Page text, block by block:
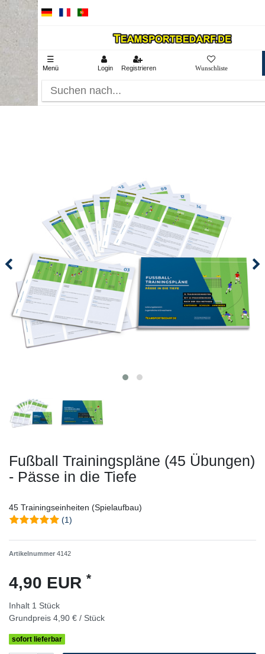
☰
Menü Login Registrieren
Fußball Trainingspläne (45 Übungen)
- Pässe in die Tiefe
45 Trainingseinheiten (Spielaufbau)
(1)
Artikelnummer 4142
4,90 EUR *
Inhalt 1 Stück
Grundpreis 4,90 € / Stück
sofort lieferbar